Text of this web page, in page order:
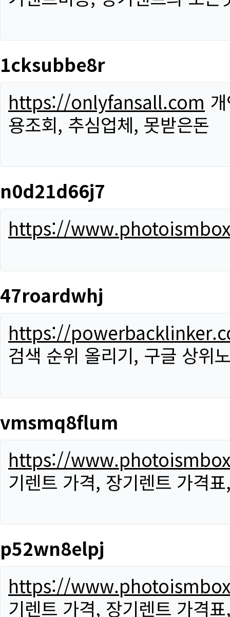
1cksubbe8r
https://onlyfansall.com
용조회, 추심업체, 못받은돈
n0d21d66j7
https://
47roardwhj
https://
검색 순위 올리기, 구글 상위
vmsmq8flum
https://
기렌트 가격, 장기렌트 가격
p52wn8elpj
https://
기렌트 가격, 장기렌트 가격